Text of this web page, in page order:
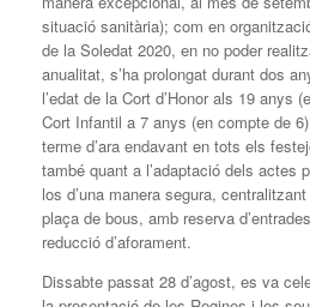
situació sanitària); com en
de la Soledat 2020, en no poder
anualitat, s’ha prolongat durant dos
l’edat de la Cort d’Honor als 19 anys
Cort Infantil a 7 anys (en compte de
terme d’ara endavant en tots els
també quant a l’adaptació dels actes
los d’una manera segura,
plaça de bous, amb reserva
reducció d’aforament.
Dissabte passat 28 d’agost, es va